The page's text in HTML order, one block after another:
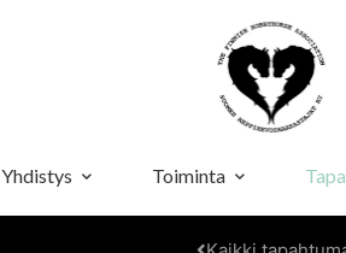
Yhdistys Toiminta